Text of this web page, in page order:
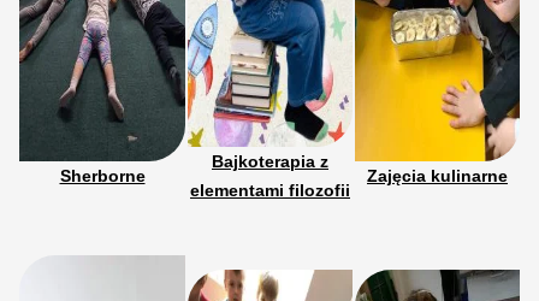
Sherborne
Bajkoterapia z
elementami filozofii
Zajęcia kulinarne